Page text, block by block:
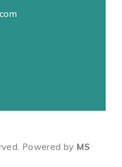
Powered by MS